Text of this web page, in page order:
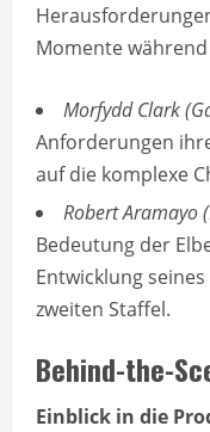
Momente
Morfydd Clark
Anforderungen
auf die komplexe
Robert Aramayo
Bedeutung der
Entwicklung
zweiten Staffel.
Behind-the-
Einblick in die